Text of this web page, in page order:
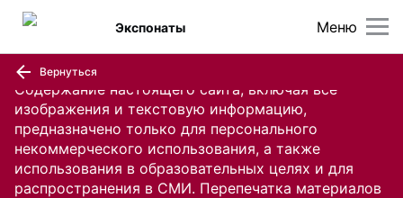
Содержание настоящего сайта, включая все
изображения и текстовую информацию,
предназначено только для персонального
некоммерческого использования, а также
использования в образовательных целях и для
распространения в СМИ. Перепечатка материалов
Меню
Экспонаты
Вернуться